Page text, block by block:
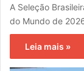
A Seleção
do Mundo de
Leia mais »